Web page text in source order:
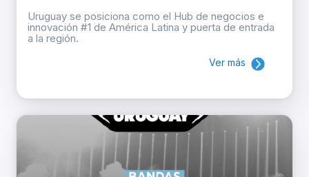
Uruguay se posiciona como el Hub de negocios e
innovación #1 de América Latina y puerta de entrada
a la región.
Ver más